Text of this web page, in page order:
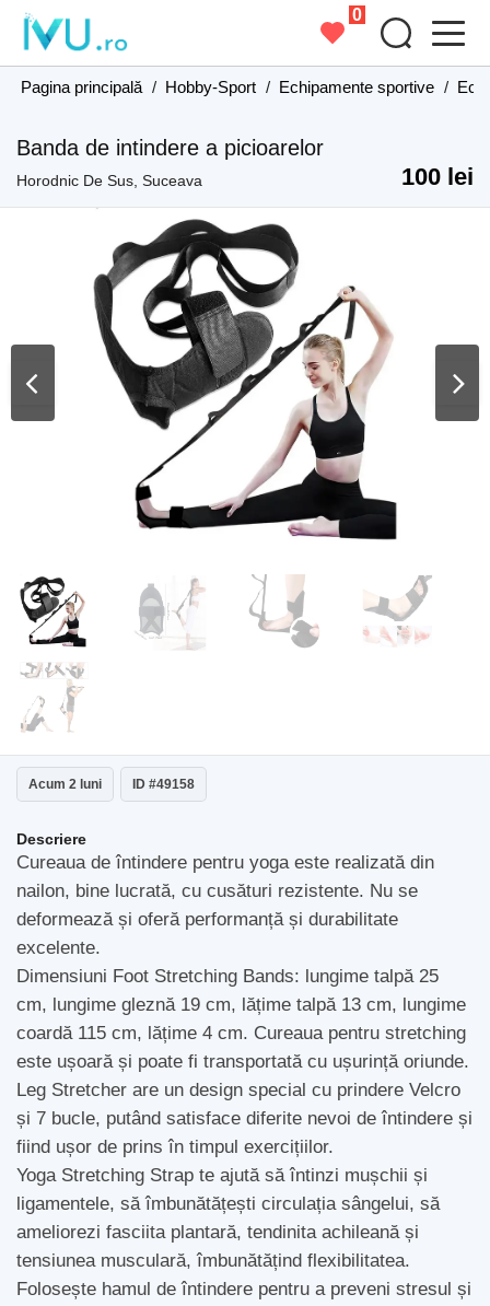
0
Pagina principală / Hobby-Sport / Echipamente sportive /
Banda de intindere a picioarelor
Horodnic De Sus, Suceava 100 lei
Acum 2 luni ID #49158
Descriere
Cureaua de întindere pentru yoga este realizată din
nailon, bine lucrată, cu cusături rezistente. Nu se
deformează și oferă performanță și durabilitate
excelente.
Dimensiuni Foot Stretching Bands: lungime talpă 25
cm, lungime gleznă 19 cm, lățime talpă 13 cm, lungime
coardă 115 cm, lățime 4 cm. Cureaua pentru stretching
este ușoară și poate fi transportată cu ușurință oriunde.
Leg Stretcher are un design special cu prindere Velcro
și 7 bucle, putând satisface diferite nevoi de întindere și
fiind ușor de prins în timpul exercițiilor.
Yoga Stretching Strap te ajută să întinzi mușchii și
ligamentele, să îmbunătățești circulația sângelui, să
ameliorezi fasciita plantară, tendinita achileană și
tensiunea musculară, îmbunătățind flexibilitatea.
Folosește hamul de întindere pentru a preveni stresul și